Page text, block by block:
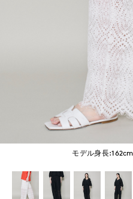
モデル身長:162cm